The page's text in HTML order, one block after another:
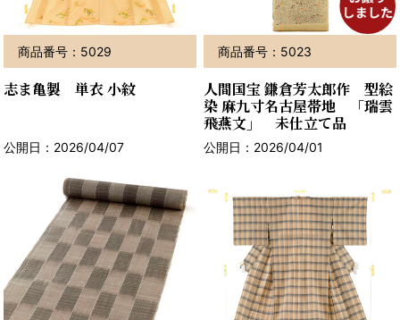
商品番号：5029
志ま亀製 単衣 小紋
公開日：2026/04/07
商品番号：5023
人間国宝 鎌倉芳太郎作 型絵
染 麻九寸名古屋帯地 「瑞雲
飛燕文」 未仕立て品
公開日：2026/04/01